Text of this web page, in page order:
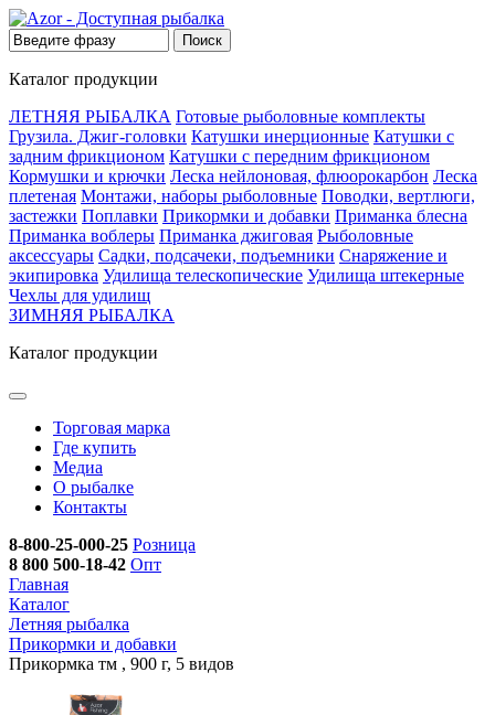
Каталог продукции
ЛЕТНЯЯ РЫБАЛКА Готовые рыболовные комплекты
Грузила. Джиг-головки Катушки инерционные Катушки с
задним фрикционом Катушки с передним фрикционом
Кормушки и крючки Леска нейлоновая, флюорокарбон Леска
плетеная Монтажи, наборы рыболовные Поводки, вертлюги,
застежки Поплавки Прикормки и добавки Приманка блесна
Приманка воблеры Приманка джиговая Рыболовные
аксессуары Садки, подсачеки, подъемники Снаряжение и
экипировка Удилища телескопические Удилища штекерные
Чехлы для удилищ
ЗИМНЯЯ РЫБАЛКА
Каталог продукции
Торговая марка
Где купить
Медиа
О рыбалке
Контакты
8-800-25-000-25 Розница
8 800 500-18-42 Опт
Главная
Каталог
Летняя рыбалка
Прикормки и добавки
Прикормка тм , 900 г, 5 видов